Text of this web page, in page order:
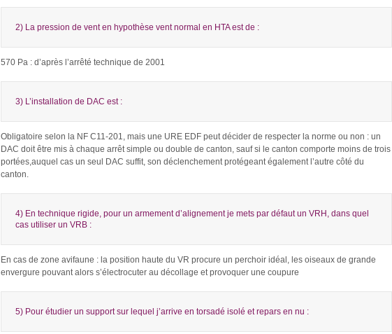
2) La pression de vent en hypothèse vent normal en HTA est de :
570 Pa : d’après l’arrêté technique de 2001
3) L’installation de DAC est :
Obligatoire selon la NF C11-201, mais une URE EDF peut décider de respecter la norme ou non : un
DAC doit être mis à chaque arrêt simple ou double de canton, sauf si le canton comporte moins de trois
portées,auquel cas un seul DAC suffit, son déclenchement protégeant également l’autre côté du
canton.
4) En technique rigide, pour un armement d’alignement je mets par défaut un VRH, dans quel
cas utiliser un VRB :
En cas de zone avifaune : la position haute du VR procure un perchoir idéal, les oiseaux de grande
envergure pouvant alors s’électrocuter au décollage et provoquer une coupure
5) Pour étudier un support sur lequel j’arrive en torsadé isolé et repars en nu :